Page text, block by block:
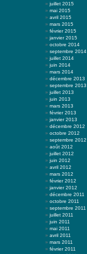
juillet 2015
mai 2015
avril 2015
mars 2015
février 2015
janvier 2015
octobre 2014
septembre 2014
juillet 2014
juin 2014
mars 2014
décembre 2013
septembre 2013
juillet 2013
juin 2013
mars 2013
février 2013
janvier 2013
décembre 2012
octobre 2012
septembre 2012
août 2012
juillet 2012
juin 2012
avril 2012
mars 2012
février 2012
janvier 2012
décembre 2011
octobre 2011
septembre 2011
juillet 2011
juin 2011
mai 2011
avril 2011
mars 2011
février 2011